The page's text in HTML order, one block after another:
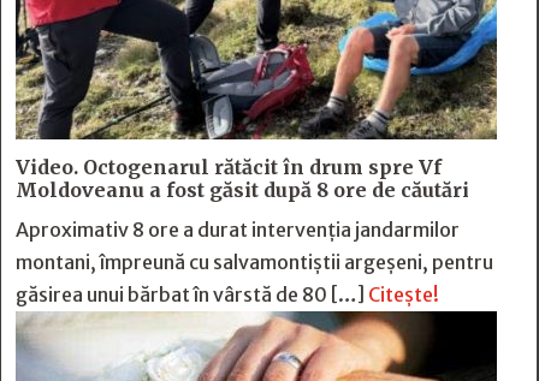
Video. Octogenarul rătăcit în drum spre Vf
Moldoveanu a fost găsit după 8 ore de căutări
Aproximativ 8 ore a durat intervenția jandarmilor
montani, împreună cu salvamontiștii argeșeni, pentru
găsirea unui bărbat în vârstă de 80 […] Citește!